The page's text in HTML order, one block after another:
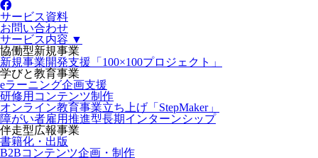
サービス資料
お問い合わせ
サービス内容 ▼
協働型新規事業
新規事業開発支援「100×100プロジェクト」
学びと教育事業
eラーニング企画支援
研修用コンテンツ制作
オンライン教育事業立ち上げ「StepMaker」
障がい者雇用推進型長期インターンシップ
伴走型広報事業
書籍化・出版
B2Bコンテンツ企画・制作